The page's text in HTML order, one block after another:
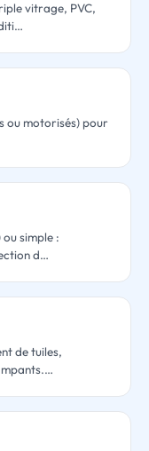
vitrage, PVC,
ou motorisés) pour
simple :
d…
de tuiles,